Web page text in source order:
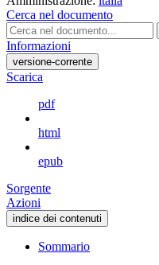
Cerca nel documento
Informazioni
versione-corrente
Scarica
pdf
html
epub
Sorgente
Azioni
indice dei contenuti
Sommario